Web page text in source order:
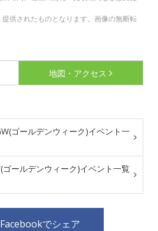
供されたものとなります。画像の無断転
地図・アクセス
ゴールデンウィーク)イベント一
ゴールデンウィーク)イベント一覧
Facebookでシェア